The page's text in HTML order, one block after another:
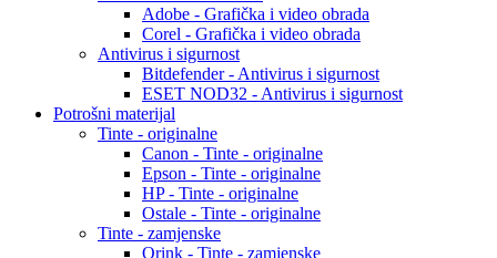
Adobe - Grafička i video obrada
Corel - Grafička i video obrada
Antivirus i sigurnost
Bitdefender - Antivirus i sigurnost
ESET NOD32 - Antivirus i sigurnost
Potrošni materijal
Tinte - originalne
Canon - Tinte - originalne
Epson - Tinte - originalne
HP - Tinte - originalne
Ostale - Tinte - originalne
Tinte - zamjenske
Orink - Tinte - zamjenske